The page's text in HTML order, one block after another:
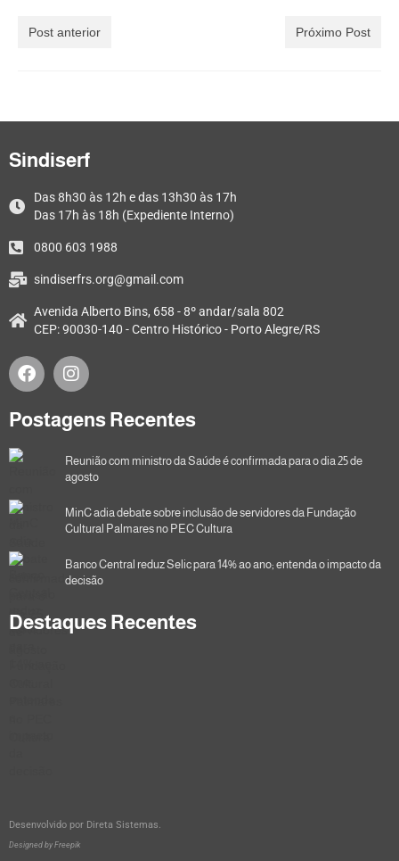
Post anterior Próximo Post
Sindiserf
Das 8h30 às 12h e das 13h30 às 17h
Das 17h às 18h (Expediente Interno)
0800 603 1988
sindiserfrs.org@gmail.com
Avenida Alberto Bins, 658 - 8º andar/sala 802
CEP: 90030-140 - Centro Histórico - Porto Alegre/RS
Postagens Recentes
Reunião com ministro da Saúde é confirmada para o dia 25 de
agosto
MinC adia debate sobre inclusão de servidores da Fundação
Cultural Palmares no PEC Cultura
Banco Central reduz Selic para 14% ao ano; entenda o impacto da
decisão
Destaques Recentes
Desenvolvido por Direta Sistemas
Designed by Freepik